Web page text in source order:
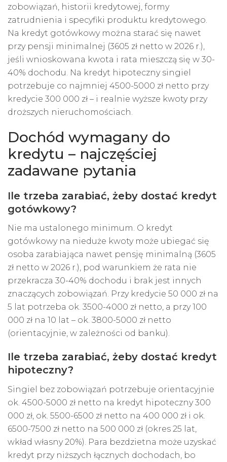
zobowiązań, historii kredytowej, formy
zatrudnienia i specyfiki produktu kredytowego.
Na kredyt gotówkowy można starać się nawet
przy pensji minimalnej (3605 zł netto w 2026 r.),
jeśli wnioskowana kwota i rata mieszczą się w 30-
40% dochodu. Na kredyt hipoteczny singiel
potrzebuje co najmniej 4500-5000 zł netto przy
kredycie 300 000 zł – i realnie wyższe kwoty przy
droższych nieruchomościach.
Dochód wymagany do
kredytu – najczęściej
zadawane pytania
Ile trzeba zarabiać, żeby dostać kredyt
gotówkowy?
Nie ma ustalonego minimum. O kredyt
gotówkowy na nieduże kwoty może ubiegać się
osoba zarabiająca nawet pensję minimalną (3605
zł netto w 2026 r.), pod warunkiem że rata nie
przekracza 30-40% dochodu i brak jest innych
znaczących zobowiązań. Przy kredycie 50 000 zł na
5 lat potrzeba ok. 3500-4000 zł netto, a przy 100
000 zł na 10 lat – ok. 3800-5000 zł netto
(orientacyjnie, w zależności od banku).
Ile trzeba zarabiać, żeby dostać kredyt
hipoteczny?
Singiel bez zobowiązań potrzebuje orientacyjnie
ok. 4500-5000 zł netto na kredyt hipoteczny 300
000 zł, ok. 5500-6500 zł netto na 400 000 zł i ok.
6500-7500 zł netto na 500 000 zł (okres 25 lat,
wkład własny 20%). Para bezdzietna może uzyskać
kredyt przy niższych łącznych dochodach, bo